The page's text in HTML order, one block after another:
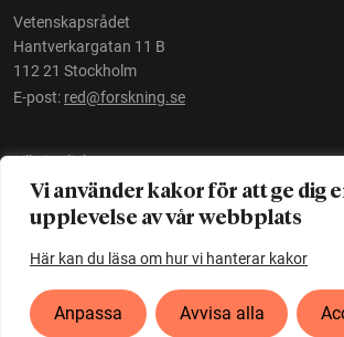
Vi använder kakor för att ge dig
upplevelse av vår webbplats
Här kan du läsa om hur vi hanterar kakor
Anpassa Avvisa alla
Vetenskapsrådet
Hantverkargatan 11 B
112 21 Stockholm
E-post: red@forskning.se
Tillgänglighet
Ett initiativ avVetenskapsrådet